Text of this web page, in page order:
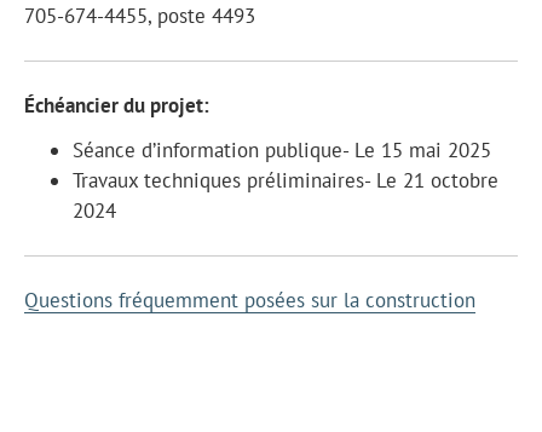
705-674-4455, poste 4493
Échéancier du projet:
Séance d’information publique- Le 15 mai 2025
Travaux techniques préliminaires- Le 21 octobre
2024
Questions fréquemment posées sur la construction